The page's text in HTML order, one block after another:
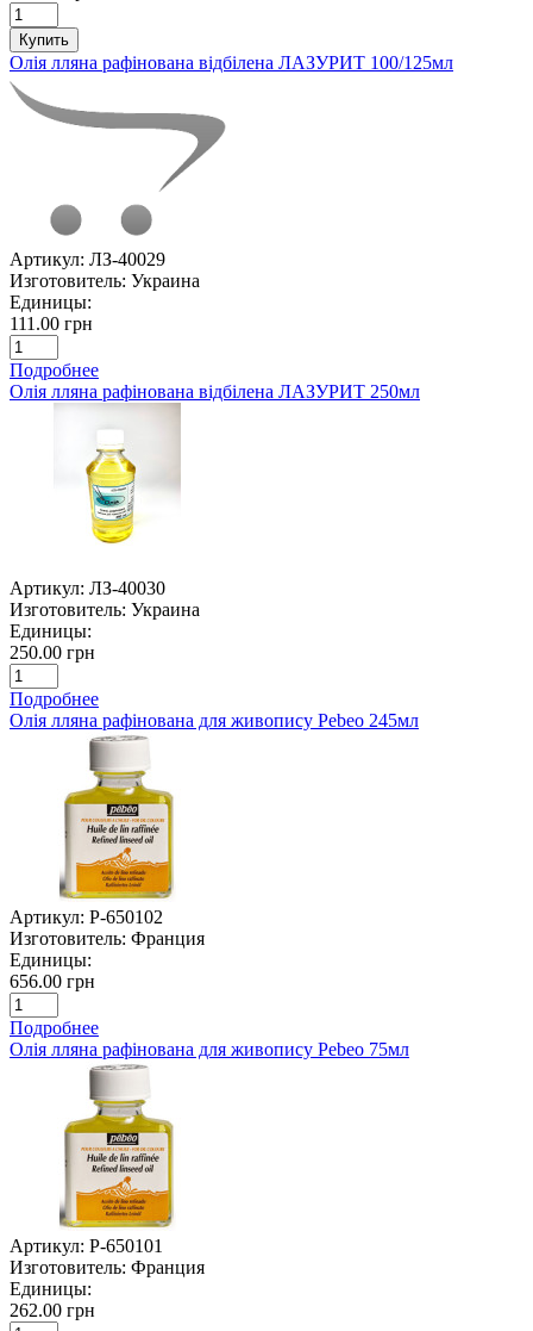
Купить
Олія лляна рафінована відбілена ЛАЗУРИТ 100/125мл
Артикул: ЛЗ-40029
Изготовитель: Украина
Единицы:
111.00 грн
Подробнее
Олія лляна рафінована відбілена ЛАЗУРИТ 250мл
Артикул: ЛЗ-40030
Изготовитель: Украина
Единицы:
250.00 грн
Подробнее
Олія лляна рафінована для живопису Pebeo 245мл
Артикул: P-650102
Изготовитель: Франция
Единицы:
656.00 грн
Подробнее
Олія лляна рафінована для живопису Pebeo 75мл
Артикул: P-650101
Изготовитель: Франция
Единицы:
262.00 грн